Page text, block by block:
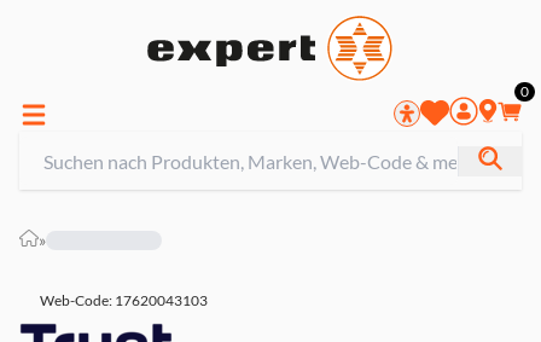
0
»
Web-Code: 17620043103